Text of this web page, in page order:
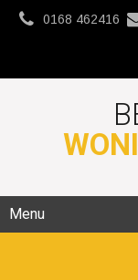
0168 462416
Menu